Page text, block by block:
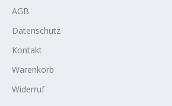
AGB
Datenschutz
Kontakt
Warenkorb
Widerruf